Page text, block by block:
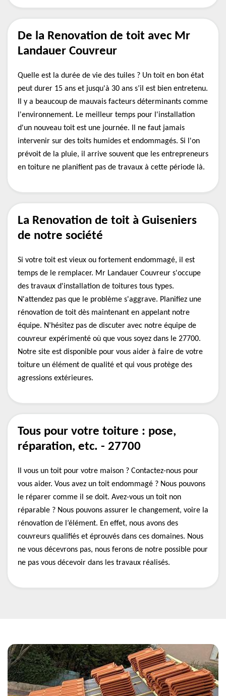
De la Renovation de toit avec Mr
Landauer Couvreur
Quelle est la durée de vie des tuiles ? Un toit en bon état
peut durer 15 ans et jusqu'à 30 ans s’il est bien entretenu.
Il y a beaucoup de mauvais facteurs déterminants comme
l'environnement. Le meilleur temps pour l'installation
d'un nouveau toit est une journée. Il ne faut jamais
intervenir sur des toits humides et endommagés. Si l'on
prévoit de la pluie, il arrive souvent que les entrepreneurs
en toiture ne planifient pas de travaux à cette période là.
La Renovation de toit à Guiseniers
de notre société
Si votre toit est vieux ou fortement endommagé, il est
temps de le remplacer. Mr Landauer Couvreur s'occupe
des travaux d'installation de toitures tous types.
N'attendez pas que le problème s'aggrave. Planifiez une
rénovation de toit dès maintenant en appelant notre
équipe. N’hésitez pas de discuter avec notre équipe de
couvreur expérimenté où que vous soyez dans le 27700.
Notre site est disponible pour vous aider à faire de votre
toiture un élément de qualité et qui vous protège des
agressions extérieures.
Tous pour votre toiture : pose,
réparation, etc. - 27700
Il vous un toit pour votre maison ? Contactez-nous pour
vous aider. Vous avez un toit endommagé ? Nous pouvons
le réparer comme il se doit. Avez-vous un toit non
réparable ? Nous pouvons assurer le changement, voire la
rénovation de l’élément. En effet, nous avons des
couvreurs qualifiés et éprouvés dans ces domaines. Nous
ne vous décevrons pas, nous ferons de notre possible pour
ne pas vous décevoir dans les travaux réalisés.